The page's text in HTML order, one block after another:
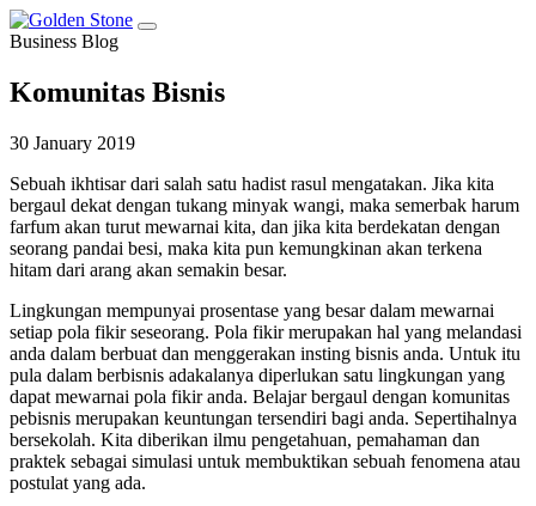
Business Blog
Komunitas Bisnis
30 January 2019
Sebuah ikhtisar dari salah satu hadist rasul mengatakan. Jika kita
bergaul dekat dengan tukang minyak wangi, maka semerbak harum
farfum akan turut mewarnai kita, dan jika kita berdekatan dengan
seorang pandai besi, maka kita pun kemungkinan akan terkena
hitam dari arang akan semakin besar.
Lingkungan mempunyai prosentase yang besar dalam mewarnai
setiap pola fikir seseorang. Pola fikir merupakan hal yang melandasi
anda dalam berbuat dan menggerakan insting bisnis anda. Untuk itu
pula dalam berbisnis adakalanya diperlukan satu lingkungan yang
dapat mewarnai pola fikir anda. Belajar bergaul dengan komunitas
pebisnis merupakan keuntungan tersendiri bagi anda. Sepertihalnya
bersekolah. Kita diberikan ilmu pengetahuan, pemahaman dan
praktek sebagai simulasi untuk membuktikan sebuah fenomena atau
postulat yang ada.